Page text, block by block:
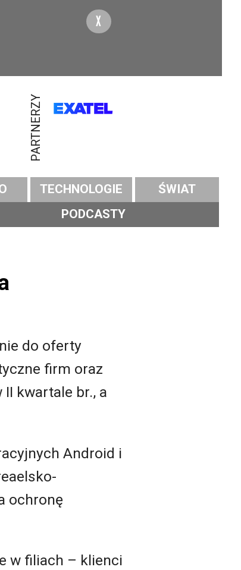
X
PARTNERZY
TECHNOLOGIE
ŚWIAT
PODCASTY
do oferty
firm oraz
kwartale br., a
Android i
ochronę
w filiach – klienci